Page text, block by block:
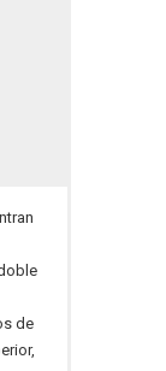
de